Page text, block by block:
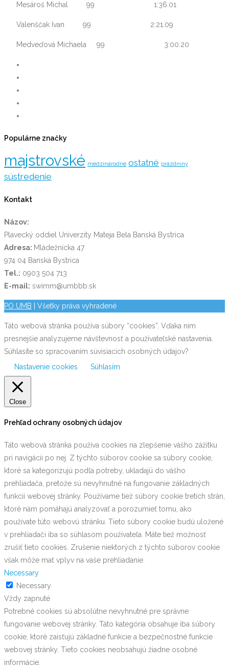
Mesároš Michal 99 1:36.01
Valenščak Ivan 99 2:21.09
Medveďová Michaela 99 3:00.20
Populárne značky
majstrovské medzinárodné ostatné prázdniny
sústredenie
Kontakt
Názov:
Plavecký oddiel Univerzity Mateja Bela Banská Bystrica
Adresa: Mládežnícka 47
974 04 Banská Bystrica
Tel.: 0903 504 713
E-mail: swimm@umbbb.sk
PO UMB | Všetky práva vyhradené
Táto webová stránka používa súbory “cookies”. Vďaka nim
presnejšie analyzujeme návštevnosť a používateľské nastavenia.
Súhlasíte so spracovaním súvisiacich osobných údajov?
Nastavenie cookies
Súhlasím
Close
Prehľad ochrany osobných údajov
Táto webová stránka používa cookies na zlepšenie vášho zážitku
pri navigácii po nej. Z týchto súborov cookie sa súbory cookie,
ktoré sa kategorizujú podľa potreby, ukladajú do vášho
prehliadača, pretože sú nevyhnutné na fungovanie základných
funkcií webovej stránky. Používame tiež súbory cookie tretích strán,
ktoré nám pomáhajú analyzovať a porozumieť tomu, ako
používate túto webovú stránku. Tieto súbory cookie budú uložené
v prehliadači iba so súhlasom používateľa. Máte tiež možnosť
zrušiť tieto cookies. Zrušenie niektorých z týchto súborov cookie
však môže mať vplyv na vaše prehliadanie.
Necessary
Necessary
Vždy zapnuté
Potrebné cookies sú absolútne nevyhnutné pre správne
fungovanie webovej stránky. Táto kategória obsahuje iba súbory
cookie, ktoré zaisťujú základné funkcie a bezpečnostné funkcie
webovej stránky. Tieto cookies neobsahujú žiadne osobné
informácie.